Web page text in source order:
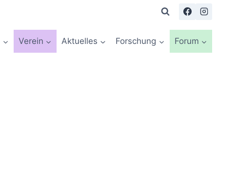
Verein Aktuelles Forschung Forum